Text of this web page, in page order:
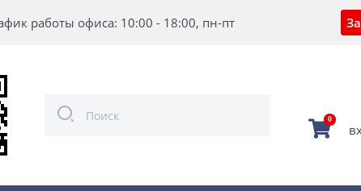
работы офиса: 10:00 - 18:00, пн-пт
0